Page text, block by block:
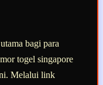
bagi para
togel singapore
Melalui link